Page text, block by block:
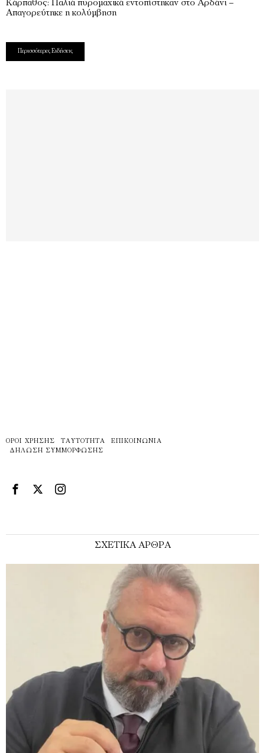
Κάρπαθος: Παλιά πυρομαχικά εντοπίστηκαν στο Αρδάνι –
Απαγορεύτηκε η κολύμβηση
Περισσότερες Ειδήσεις
ΌΡΟΙ ΧΡΉΣΗΣ ΤΑΥΤΌΤΗΤΑ
ΕΠΙΚΟΙΝΩΝΊΑ
ΔΉΛΩΣΗ ΣΥΜΜΌΡΦΩΣΗΣ
ΣΧΕΤΙΚΑ ΑΡΘΡΑ